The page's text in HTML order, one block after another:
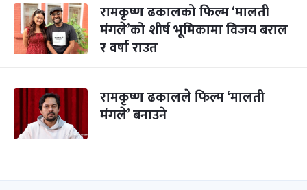
रामकृष्ण ढकालको फिल्म ‘मालती
मंगले’को शीर्ष भूमिकामा विजय बराल
र वर्षा राउत
रामकृष्ण ढकालले फिल्म ‘मालती
मंगले’ बनाउने